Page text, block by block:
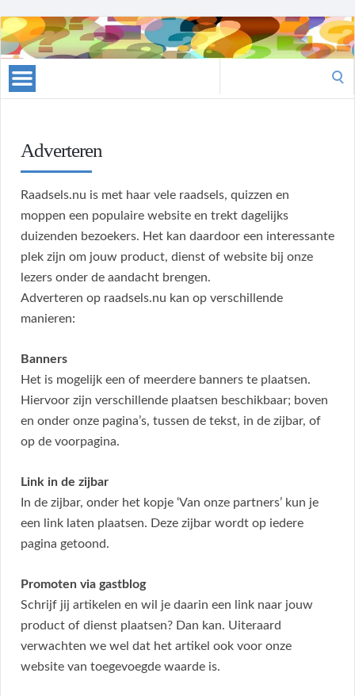
Raadsels
Adverteren
Raadsels.nu is met haar vele raadsels, quizzen en
moppen een populaire website en trekt dagelijks
duizenden bezoekers. Het kan daardoor een interessante
plek zijn om jouw product, dienst of website bij onze
lezers onder de aandacht brengen.
Adverteren op raadsels.nu kan op verschillende
manieren:
Banners
Het is mogelijk een of meerdere banners te plaatsen.
Hiervoor zijn verschillende plaatsen beschikbaar; boven
en onder onze pagina’s, tussen de tekst, in de zijbar, of
op de voorpagina.
Link in de zijbar
In de zijbar, onder het kopje ‘Van onze partners’ kun je
een link laten plaatsen. Deze zijbar wordt op iedere
pagina getoond.
Promoten via gastblog
Schrijf jij artikelen en wil je daarin een link naar jouw
product of dienst plaatsen? Dan kan. Uiteraard
verwachten we wel dat het artikel ook voor onze
website van toegevoegde waarde is.